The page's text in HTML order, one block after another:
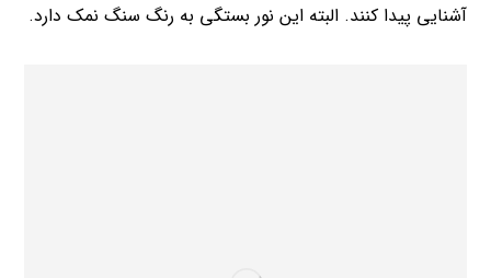
آشنایی پیدا کنند. البته این نور بستگی به رنگ سنگ نمک دارد.